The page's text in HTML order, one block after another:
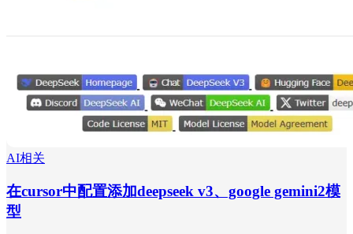
AI相关
在cursor中配置添加deepseek v3、google gemini2模
型